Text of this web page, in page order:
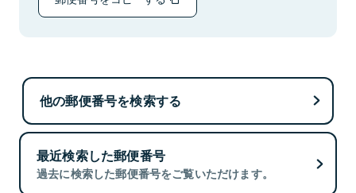
他の郵便番号を検索する
最近検索した郵便番号
過去に検索した郵便番号をご覧いただけます。